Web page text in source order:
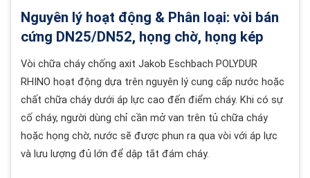
Nguyên lý hoạt động & Phân loại: vòi bán
cứng DN25/DN52, họng chờ, họng kép
Vòi chữa cháy chống axit Jakob Eschbach POLYDUR
RHINO hoạt động dựa trên nguyên lý cung cấp nước hoặc
chất chữa cháy dưới áp lực cao đến điểm cháy. Khi có sự
cố cháy, người dùng chỉ cần mở van trên tủ chữa cháy
hoặc họng chờ, nước sẽ được phun ra qua vòi với áp lực
và lưu lượng đủ lớn để dập tắt đám cháy.